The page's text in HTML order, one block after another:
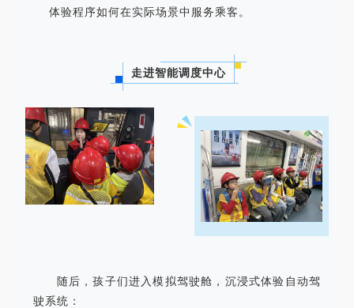
体验程序如何在实际场景中服务乘客。
走进智能调度中心
随后，孩子们进入模拟驾驶舱，沉浸式体验自动驾
驶系统：